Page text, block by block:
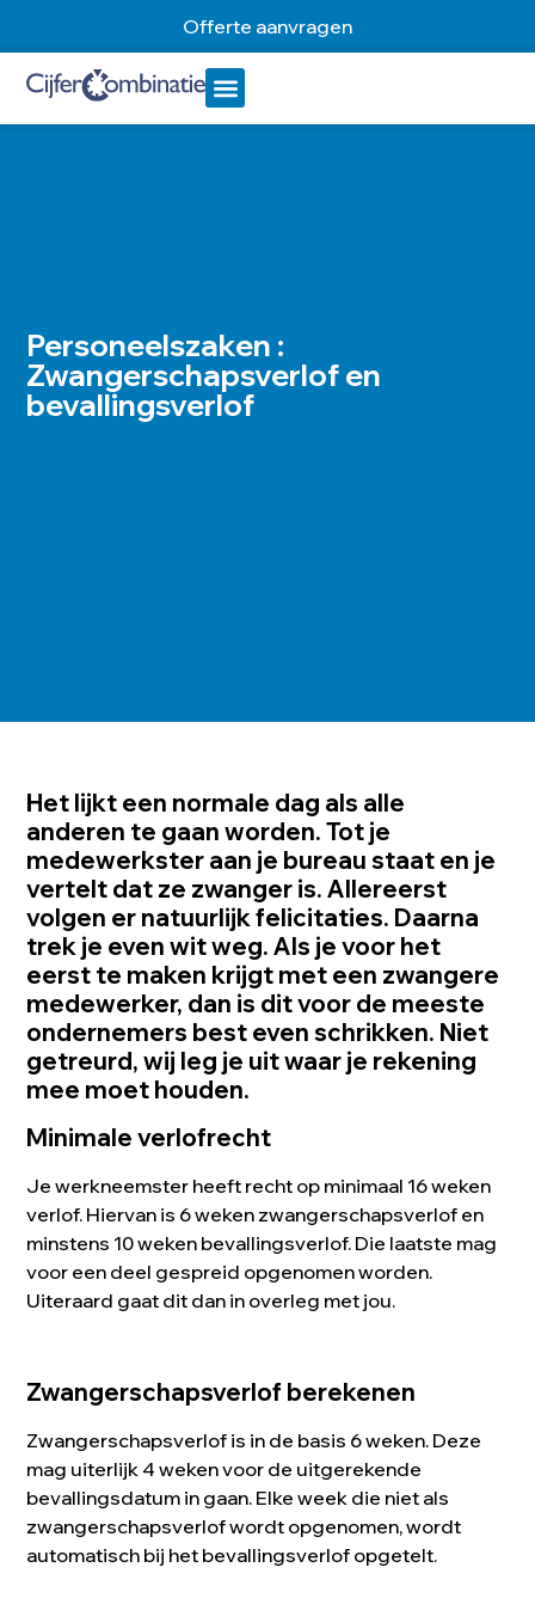
Offerte aanvragen
Personeelszaken :
Zwangerschapsverlof en
bevallingsverlof
Het lijkt een normale dag als alle
anderen te gaan worden. Tot je
medewerkster aan je bureau staat en je
vertelt dat ze zwanger is. Allereerst
volgen er natuurlijk felicitaties. Daarna
trek je even wit weg. Als je voor het
eerst te maken krijgt met een zwangere
medewerker, dan is dit voor de meeste
ondernemers best even schrikken. Niet
getreurd, wij leg je uit waar je rekening
mee moet houden.
Minimale verlofrecht
Je werkneemster heeft recht op minimaal 16 weken
verlof. Hiervan is 6 weken zwangerschapsverlof en
minstens 10 weken bevallingsverlof. Die laatste mag
voor een deel gespreid opgenomen worden.
Uiteraard gaat dit dan in overleg met jou.
Zwangerschapsverlof berekenen
Zwangerschapsverlof is in de basis 6 weken. Deze
mag uiterlijk 4 weken voor de uitgerekende
bevallingsdatum in gaan. Elke week die niet als
zwangerschapsverlof wordt opgenomen, wordt
automatisch bij het bevallingsverlof opgetelt.